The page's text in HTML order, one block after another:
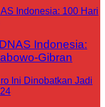
Indonesia:
Gibran